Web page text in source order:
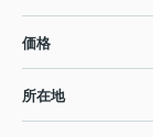
価格
所在地